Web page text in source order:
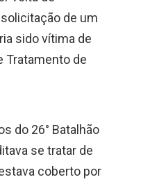
de um
sido vítima de
Tratamento de
do 26° Batalhão
se tratar de
coberto por